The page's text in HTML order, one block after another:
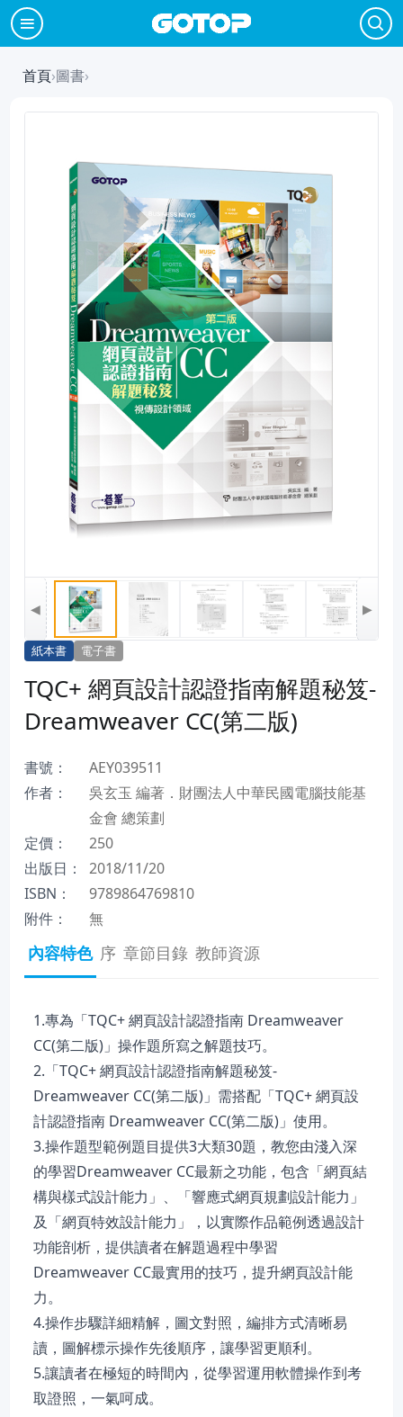
首頁›圖書›
◀ ▶
紙本書 電子書
TQC+ 網頁設計認證指南解題秘笈-
Dreamweaver CC(第二版)
書號：
AEY039511
作者：
吳玄玉 編著．財團法人中華民國電腦技能基
金會 總策劃
定價：
250
出版日：
2018/11/20
ISBN：
9789864769810
附件：
無
內容特色 序 章節目錄 教師資源
1.專為「TQC+ 網頁設計認證指南 Dreamweaver
CC(第二版)」操作題所寫之解題技巧。
2.「TQC+ 網頁設計認證指南解題秘笈-
Dreamweaver CC(第二版)」需搭配「TQC+ 網頁設
計認證指南 Dreamweaver CC(第二版)」使用。
3.操作題型範例題目提供3大類30題，教您由淺入深
的學習Dreamweaver CC最新之功能，包含「網頁結
構與樣式設計能力」、「響應式網頁規劃設計能力」
及「網頁特效設計能力」，以實際作品範例透過設計
功能剖析，提供讀者在解題過程中學習
Dreamweaver CC最實用的技巧，提升網頁設計能
力。
4.操作步驟詳細精解，圖文對照，編排方式清晰易
讀，圖解標示操作先後順序，讓學習更順利。
5.讓讀者在極短的時間內，從學習運用軟體操作到考
取證照，一氣呵成。